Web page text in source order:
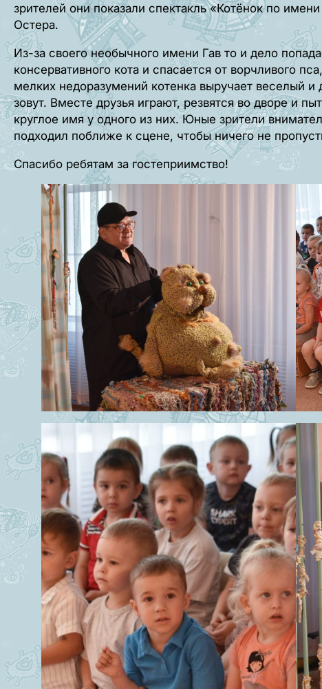
зрителей они показали спектакль «Котёнок по
Остера.
Из-за своего необычного имени Гав то и дело
консервативного кота и спасается от ворчливого
мелких недоразумений котенка выручает веселый
зовут. Вместе друзья играют, резвятся во дворе и
круглое имя у одного из них. Юные зрители
подходил поближе к сцене, чтобы ничего не
Спасибо ребятам за гостеприимство!